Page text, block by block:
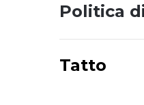
Politica
Tatto